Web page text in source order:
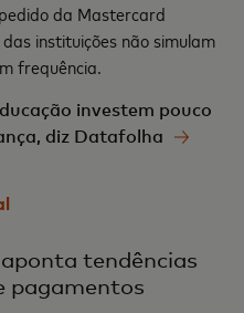
da Mastercard
instituições não simulam
frequência.
investem pouco
diz Datafolha
tendências
pagamentos